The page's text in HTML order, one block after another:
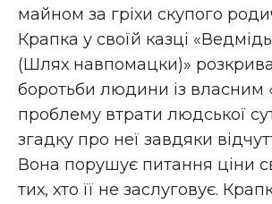
майном за гріхи скупого
Крапка у своїй казці
(Шлях навпомацки)»
боротьби людини із власним
проблему втрати людської
згадку про неї завдяки
Вона порушує питання ціни
тих, хто її не заслуговує.